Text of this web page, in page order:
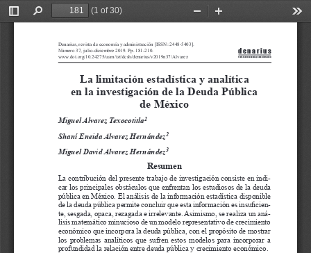
Toggle
Find
(1 of 30)
Zoom
d e n a r i u s
revista de economía y administración
La limitación estadística y analítica
en la investigación de la Deuda Pública
de México
Miguel Alvarez Texocotitla 1
Shaní Eneida Alvarez Hernández 2
Miguel David Alvarez Hernández 3
Resumen
La contribución del presente trabajo de investigación consiste en indi-
car los principales obstáculos que enfrentan los estudiosos de la deuda
pública en México. El análisis de la información estadística disponible
de la deuda pública permite concluir que esta información es insuficien-
te, sesgada, opaca, rezagada e irrelevante. Asimismo, se realiza un aná-
lisis matemático minucioso de un modelo representativo de crecimiento
económico que incorpora la deuda pública, con el propósito de mostrar
los  problemas  analíticos  que  sufren  estos  modelos  para  incorporar  a
profundidad la relación entre deuda pública y crecimiento económico.
Denarius, revista de economía y administración [ISSN: 2448-5403].
Número 37, julio-diciembre 2019. Pp. 181-210.
www.doi.org/10.24275/uam/izt/dcsh/denarius/v2019n37/Alvarez